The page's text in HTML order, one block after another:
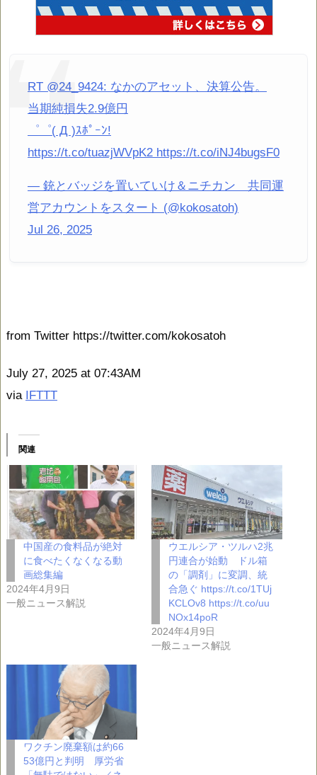
RT @24_9424: なかのアセット、決算公告。
当期純損失2.9億円
゜゜( Д )ｽﾎﾟｰﾝ!
https://t.co/tuazjWVpK2 https://t.co/iNJ4bugsF0
— 銃とバッジを置いていけ＆ニチカン 共同運
営アカウントをスタート (@kokosatoh)
Jul 26, 2025
from Twitter https://twitter.com/kokosatoh
July 27, 2025 at 07:43AM
via IFTTT
関連
中国産の食料品が絶対
に食べたくなくなる動
画総集編
2024年4月9日
一般ニュース解説
ウエルシア・ツルハ2兆
円連合が始動 ドル箱
の「調剤」に変調、統
合急ぐ https://t.co/1TUj
KCLOv8 https://t.co/uu
NOx14poR
2024年4月9日
一般ニュース解説
ワクチン廃棄額は約66
53億円と判明 厚労省